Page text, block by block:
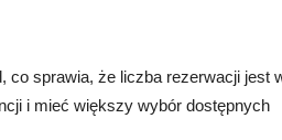
co sprawia, że liczba rezerwacji jest
i mieć większy wybór dostępnych